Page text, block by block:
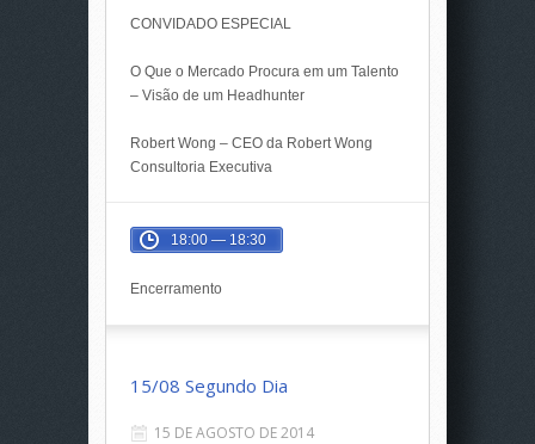
CONVIDADO ESPECIAL
O Que o Mercado Procura em um Talento
– Visão de um Headhunter
Robert Wong – CEO da Robert Wong
Consultoria Executiva
18:00 — 18:30
Encerramento
15/08 Segundo Dia
15 DE AGOSTO DE 2014